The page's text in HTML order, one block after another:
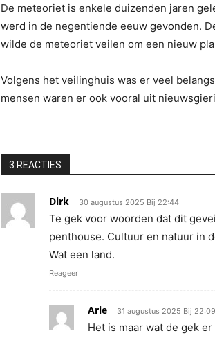
De meteoriet is enkele duizenden jaren
werd in de negentiende eeuw gevonden.
wilde de meteoriet veilen om een nieuw
Volgens het veilinghuis was er veel
mensen waren er ook vooral uit
3 REACTIES
Dirk 30 augustus 2025 Bij 22:44
Te gek voor woorden dat dit
penthouse. Cultuur en natuur in
Wat een land.
Reageer
Arie 31 augustus 2025 Bij 22:09
Het is maar wat de gek